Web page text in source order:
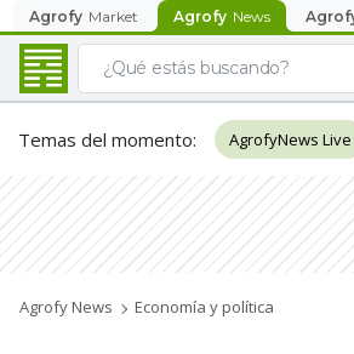
Agrofy Market Agrofy News
Temas del momento: AgrofyNews Live
Agrofy News Economía y política